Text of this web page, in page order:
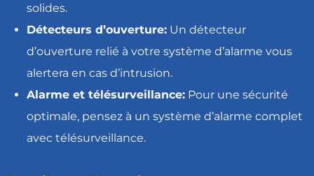
solides.
Détecteurs d’ouverture:Un détecteur
d’ouverture relié à votre système d’alarme vous
alertera en cas d’intrusion.
Alarme et télésurveillance:Pour une sécurité
optimale, pensez à un système d’alarme complet
avec télésurveillance.